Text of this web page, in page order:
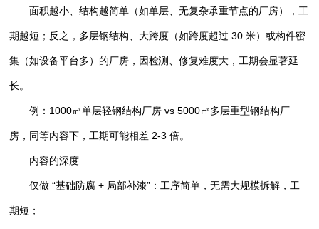
面积越小、结构越简单（如单层、无复杂承重节点的厂房），工
期越短；反之，多层钢结构、大跨度（如跨度超过 30 米）或构件密
集（如设备平台多）的厂房，因检测、修复难度大，工期会显著延
长。
例：1000㎡单层轻钢结构厂房 vs 5000㎡多层重型钢结构厂
房，同等内容下，工期可能相差 2-3 倍。
内容的深度
仅做 “基础防腐 + 局部补漆”：工序简单，无需大规模拆解，工
期短；